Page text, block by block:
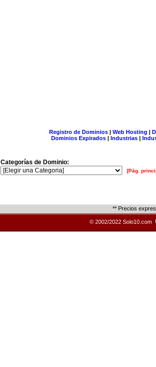
Registro de Dominios| Web Hosting |
Dominios Expirados | Industrias |
Categorías de Dominio:
[Pág.
** Precios
© 2002/2022 Solo10.com